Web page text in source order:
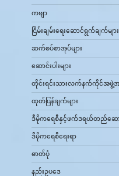
ကဗျာ
ငြိမ်းချမ်းရေးဆောင်ရွက်ချက်များ
ဆက်စပ်စာအုပ်များ
ဆောင်းပါးများ
တိုင်းရင်းသားလက်နက်ကိုင်အဖွဲ့အစ
ထုတ်ပြန်ချက်များ
ဒီမိုကရေစီနှင့်ဖက်ဒရယ်တည်ဆောက်‌
ဒီမိုကရေစီရေးရာ
ဓာတ်ပုံ
နည်းဥပဒေ